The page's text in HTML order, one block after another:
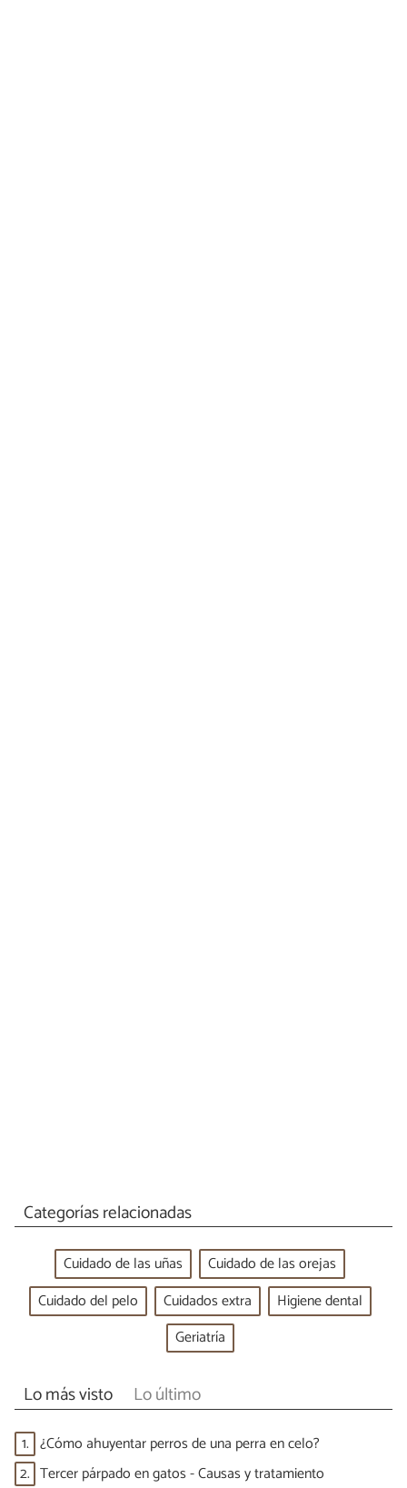
Categorías relacionadas
Cuidado de las uñas
Cuidado de las orejas
Cuidado del pelo
Cuidados extra
Higiene dental
Geriatría
Lo más visto Lo último
1. ¿Cómo ahuyentar perros de una perra en celo?
2. Tercer párpado en gatos - Causas y tratamiento